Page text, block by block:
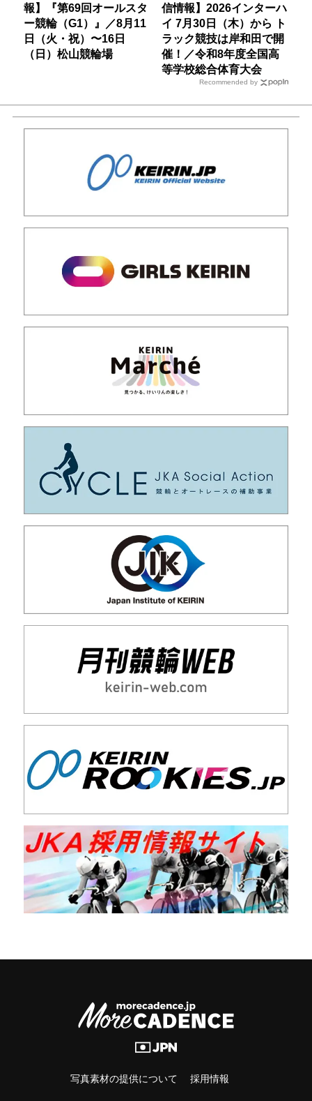
報】『第69回オールスタ
ー競輪（G1）』／8月11
日（火・祝）〜16日
（日）松山競輪場
信情報】2026インターハ
イ 7月30日（木）から ト
ラック競技は岸和田で開
催！／令和8年度全国高
等学校総合体育大会
Recommended by
写真素材の提供について 採用情報